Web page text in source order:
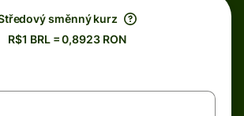
směnný kurz
R$1 BRL = 0,8923 RON